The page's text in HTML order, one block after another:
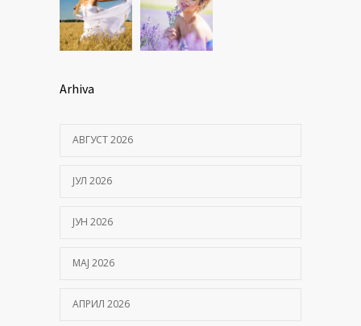
Arhiva
АВГУСТ 2026
ЈУЛ 2026
ЈУН 2026
МАЈ 2026
АПРИЛ 2026